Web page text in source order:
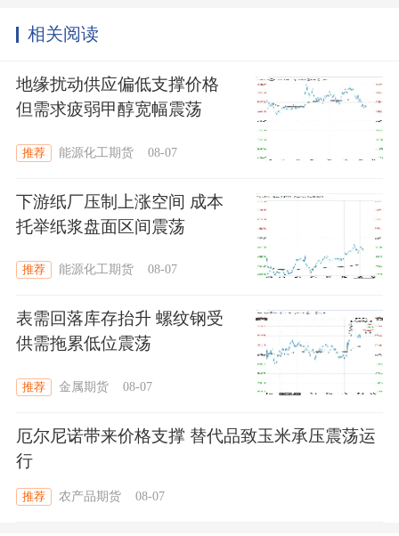
1128-1204）全国浮法玻璃产量108.51万吨，环
相关阅读
地缘扰动供应偏低支撑价格
但需求疲弱甲醇宽幅震荡
推荐 能源化工期货 08-07
下游纸厂压制上涨空间 成本
托举纸浆盘面区间震荡
推荐 能源化工期货 08-07
表需回落库存抬升 螺纹钢受
供需拖累低位震荡
推荐 金属期货 08-07
厄尔尼诺带来价格支撑 替代品致玉米承压震荡运
行
推荐 农产品期货 08-07